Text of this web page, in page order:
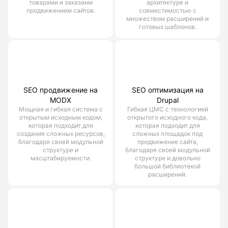
товарами и заказами
продвижением сайтов.
архитектуре и
совместимостью с
множеством расширений и
готовых шаблонов.
SEO продвижение на
MODX
Мощная и гибкая система с
открытым исходным кодом,
которая подходит для
создания сложных ресурсов,
благодаря своей модульной
структуре и
масштабируемости.
SEO оптимизация на
Drupal
Гибкая ЦМС с технологией
открытого исходного кода,
которая подходит для
сложных площадок под
продвижение сайта,
благодаря своей модульной
структуре и довольно
большой библиотекой
расширений.